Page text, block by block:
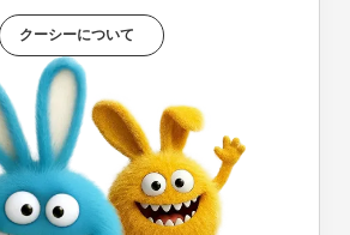
クーシーについて